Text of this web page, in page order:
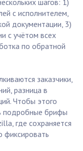
шагов: 1)
с исполнителем,
документации, 3)
с учётом всех
по обратной
заказчики,
разница в
Чтобы этого
подробные брифы
где сохраняется
фиксировать